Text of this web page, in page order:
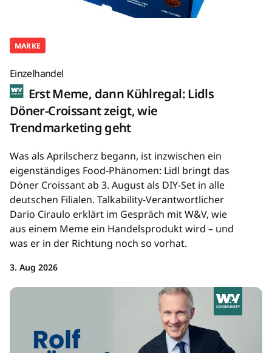
MARKE
Einzelhandel
Erst Meme, dann Kühlregal: Lidls
Döner-Croissant zeigt, wie
Trendmarketing geht
Was als Aprilscherz begann, ist inzwischen ein
eigenständiges Food-Phänomen: Lidl bringt das
Döner Croissant ab 3. August als DIY-Set in alle
deutschen Filialen. Talkability-Verantwortlicher
Dario Ciraulo erklärt im Gespräch mit W&V, wie
aus einem Meme ein Handelsprodukt wird – und
was er in der Richtung noch so vorhat.
3. Aug 2026